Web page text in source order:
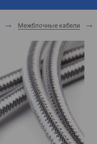
Межблочные кабели